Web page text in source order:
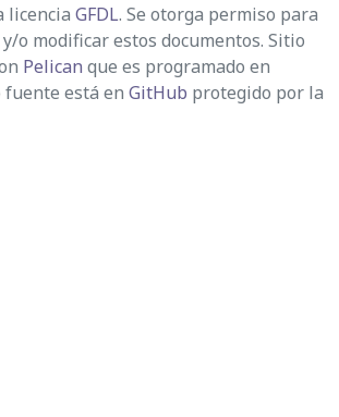
licencia GFDL. Se otorga permiso para
o modificar estos documentos. Sitio
Pelican que es programado en
fuente está en GitHub protegido por la